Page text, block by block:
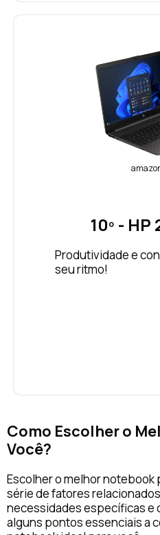
10º - HP
Produtividade e
seu ritmo!
Como Escolher o
Você?
Escolher o melhor notebook
série de fatores
necessidades específicas e
alguns pontos essenciais a